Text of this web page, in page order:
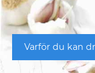
Varför du kan